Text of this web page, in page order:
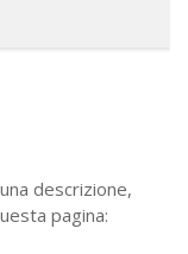
descrizione,
pagina: